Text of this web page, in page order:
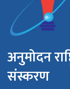
अनुमोदन
संस्करण